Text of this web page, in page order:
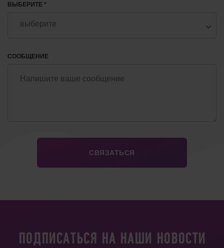
ВЫБЕРИТЕ *
СООБЩЕНИЕ
ПОДПИСАТЬСЯ НА НАШИ НОВОСТИ